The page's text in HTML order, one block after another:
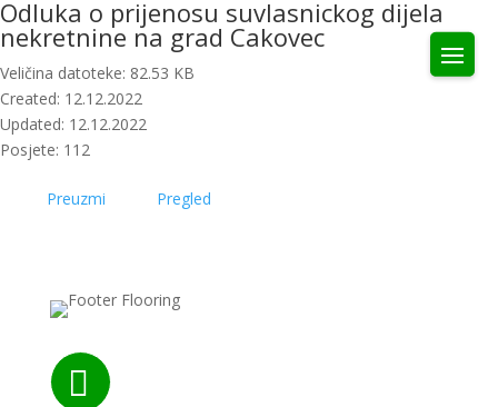
Odluka o prijenosu suvlasnickog dijela
nekretnine na grad Cakovec
Veličina datoteke: 82.53 KB
Created: 12.12.2022
Updated: 12.12.2022
Posjete: 112
Preuzmi Pregled
